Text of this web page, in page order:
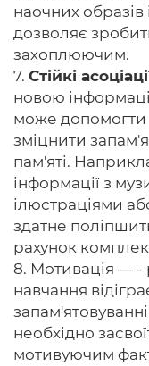
наочних образів
дозволяє
захоплюючим.
7. Стійкі
новою
може допомогти
зміцнити
пам'яті.
інформації з
ілюстраціями
здатне
рахунок
8. Мотивація — -
навчання
необхідно
мотивуючим